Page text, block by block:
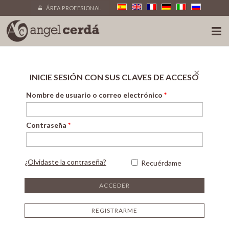
ÁREA PROFESIONAL
INICIE SESIÓN CON SUS CLAVES DE ACCESO
Nombre de usuario o correo electrónico *
Contraseña *
¿Olvidaste la contraseña? Recuérdame
REGISTRARME
×